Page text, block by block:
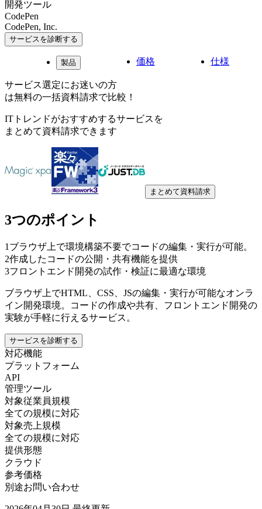
開発ツール
CodePen
CodePen, Inc.
サービスを診断する
製品 価格 仕様
サービス選定にお迷いの方
は無料の一括資料請求で比較！
ITトレンドがおすすめするサービスを
まとめて資料請求できます
まとめて資料請求
3つのポイント
1 ブラウザ上で環境構築不要でコードの編集・実行が可能。
2作成したコードの公開・共有機能を提供
3フロントエンド開発の試作・検証に最適な環境
ブラウザ上でHTML、CSS、JSの編集・実行が可能なオンラ
イン開発環境。コードの作成や共有、フロントエンド開発の
実験が手軽に行えるサービス。
サービスを診断する
対応機能
プラットフォーム
API
管理ツール
対象従業員規模
全ての規模に対応
対象売上規模
全ての規模に対応
提供形態
クラウド
参考価格
別途お問い合わせ